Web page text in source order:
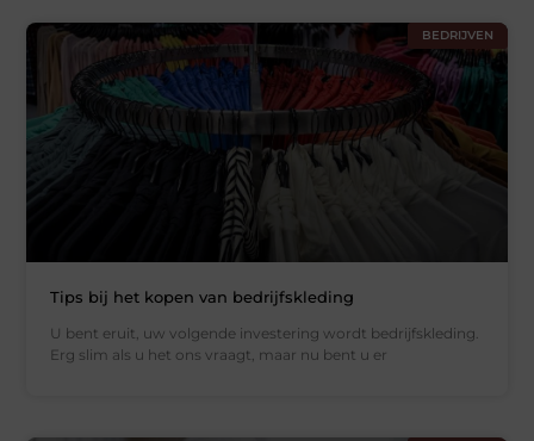
BEDRIJVEN
Tips bij het kopen van bedrijfskleding
U bent eruit, uw volgende investering wordt bedrijfskleding.
Erg slim als u het ons vraagt, maar nu bent u er